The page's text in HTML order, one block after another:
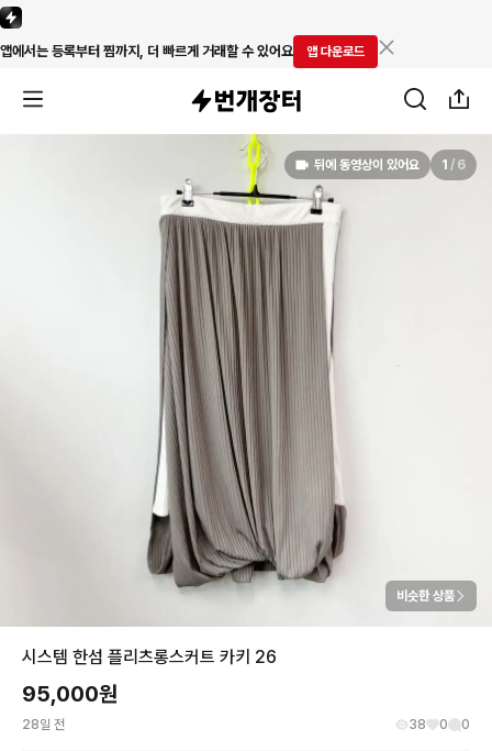
앱에서는 등록부터 찜까지, 더 빠르게 거래할 수 있어요 앱 다운로드
뒤에 동영상이 있어요 1 / 6
비슷한 상품
시스템 한섬 플리츠롱스커트 카키 26
95,000원
28일 전 38 0 0